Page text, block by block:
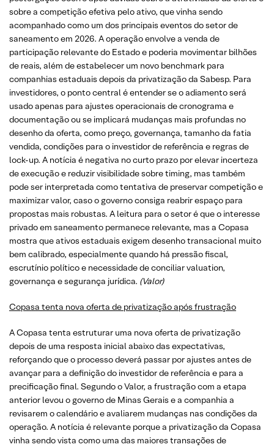
sobre a competição efetiva pelo ativo, que vinha sendo
acompanhado como um dos principais eventos do setor de
saneamento em 2026. A operação envolve a venda de
participação relevante do Estado e poderia movimentar bilhões
de reais, além de estabelecer um novo benchmark para
companhias estaduais depois da privatização da Sabesp. Para
investidores, o ponto central é entender se o adiamento será
usado apenas para ajustes operacionais de cronograma e
documentação ou se implicará mudanças mais profundas no
desenho da oferta, como preço, governança, tamanho da fatia
vendida, condições para o investidor de referência e regras de
lock-up. A notícia é negativa no curto prazo por elevar incerteza
de execução e reduzir visibilidade sobre timing, mas também
pode ser interpretada como tentativa de preservar competição e
maximizar valor, caso o governo consiga reabrir espaço para
propostas mais robustas. A leitura para o setor é que o interesse
privado em saneamento permanece relevante, mas a Copasa
mostra que ativos estaduais exigem desenho transacional muito
bem calibrado, especialmente quando há pressão fiscal,
escrutínio político e necessidade de conciliar valuation,
governança e segurança jurídica. (Valor)
Copasa tenta nova oferta de privatização após frustração
A Copasa tenta estruturar uma nova oferta de privatização
depois de uma resposta inicial abaixo das expectativas,
reforçando que o processo deverá passar por ajustes antes de
avançar para a definição do investidor de referência e para a
precificação final. Segundo o Valor, a frustração com a etapa
anterior levou o governo de Minas Gerais e a companhia a
revisarem o calendário e avaliarem mudanças nas condições da
operação. A notícia é relevante porque a privatização da Copasa
vinha sendo vista como uma das maiores transações de